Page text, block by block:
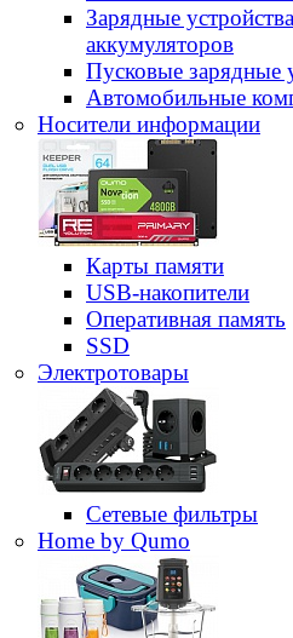
Зарядные
аккумуляторов
Пусковые зарядные
Автомобильные
Носители информации
Карты памяти
USB-накопители
Оперативная память
SSD
Электротовары
Сетевые фильтры
Home by Qumo